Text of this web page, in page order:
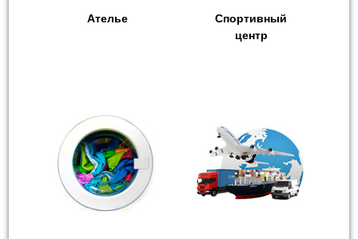
Ателье
Спортивный
центр